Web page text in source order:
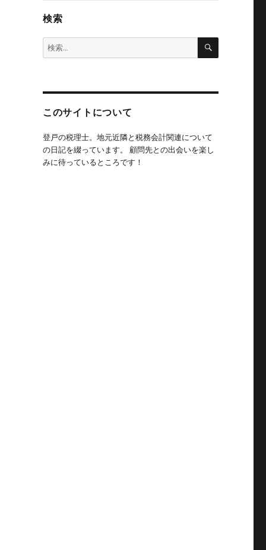
検索
検
索:
検
このサイトについて
登戸の税理士。地元近隣と税務会計関連について
の日記を綴っています。 顧問先との出会いを楽し
みに待っているところです！